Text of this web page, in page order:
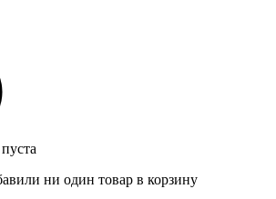
ни один товар в корзину